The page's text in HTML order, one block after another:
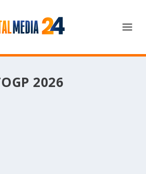
2026